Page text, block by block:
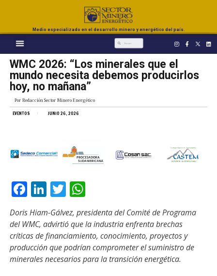
Medio especializado en el desarrollo minero y energético del país.
WMC 2026: “Los minerales que el
mundo necesita debemos producirlos
hoy, no mañana”
Por Redacción Sector Minero Energético
EVENTOS JUNIO 26, 2026
Facebook
LinkedIn
Twitter
Doris Hiam-Gálvez, presidenta del Comité de Programa
del WMC, advirtió que la industria enfrenta brechas
críticas de financiamiento, conocimiento, proyectos y
producción que podrían comprometer el suministro de
minerales necesarios para la transición energética.